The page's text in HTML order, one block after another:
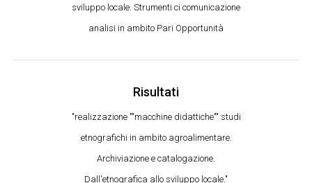
sviluppo locale. Strumenti ci comunicazione
analisi in ambito Pari Opportunità
Risultati
"realizzazione ""macchine didattiche"" studi
etnografichi in ambito agroalimentare.
Archiviazione e catalogazione.
Dall'etnografica allo sviluppo locale."